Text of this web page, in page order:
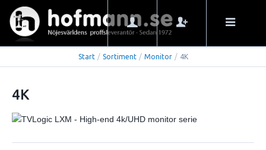
Start / Sortiment / Monitor / 4K
4K